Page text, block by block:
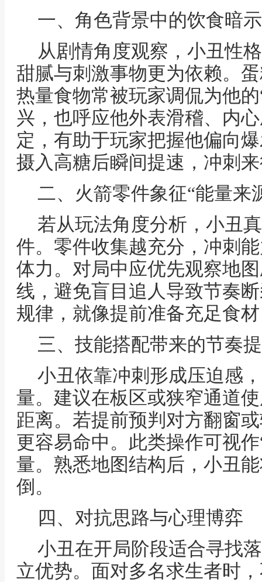
一、角色背景中的饮食暗示
从剧情角度观察，小丑性
甜腻与刺激事物更为依赖。
热量食物常被玩家调侃为他
兴，也呼应他外表滑稽、内
定，有助于玩家把握他偏向
摄入高糖后瞬间提速，冲刺
二、火箭零件象征“能量来
若从玩法角度分析，小丑
件。零件收集越充分，冲刺
体力。对局中应优先观察地
线，避免盲目追人导致节奏
规律，就像提前准备充足食
三、技能搭配带来的节奏
小丑依靠冲刺形成压迫感
量。建议在板区或狭窄通道
距离。若提前预判对方翻窗
更容易命中。此类操作可视
量。熟悉地图结构后，小丑
倒。
四、对抗思路与心理博弈
小丑在开局阶段适合寻找
立优势。面对多名求生者时